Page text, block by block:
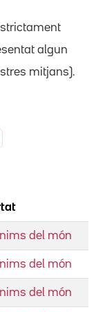
algun
mitjans).
del món
del món
del món